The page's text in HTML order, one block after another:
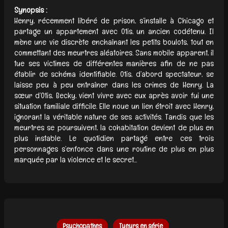
Synopsis :
Henry, récemment libéré de prison, s’installe à Chicago et
partage un appartement avec Otis, un ancien codétenu. Il
mène une vie discrète enchaînant les petits boulots, tout en
commettant des meurtres aléatoires. Sans mobile apparent, il
tue ses victimes de différentes manières afin de ne pas
établir de schéma identifiable. Otis, d’abord spectateur, se
laisse peu à peu entraîner dans les crimes de Henry. La
sœur d’Otis, Becky, vient vivre avec eux après avoir fui une
situation familiale difficile. Elle noue un lien étroit avec Henry,
ignorant la véritable nature de ses activités. Tandis que les
meurtres se poursuivent, la cohabitation devient de plus en
plus instable. Le quotidien partagé entre ces trois
personnages s’enfonce dans une routine de plus en plus
marquée par la violence et le secret...
Psychopathes Tueurs en série